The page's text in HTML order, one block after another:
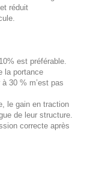
réduit
est préférable.
la portance
30 % m’est pas
le gain en traction
de leur structure.
correcte après